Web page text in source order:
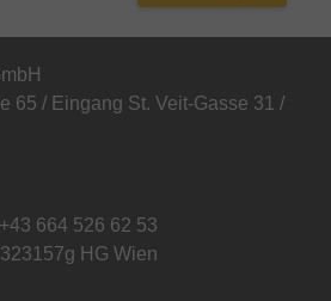
65 / Eingang St. Veit-Gasse 31 /
+43 664 526 62 53
HG Wien